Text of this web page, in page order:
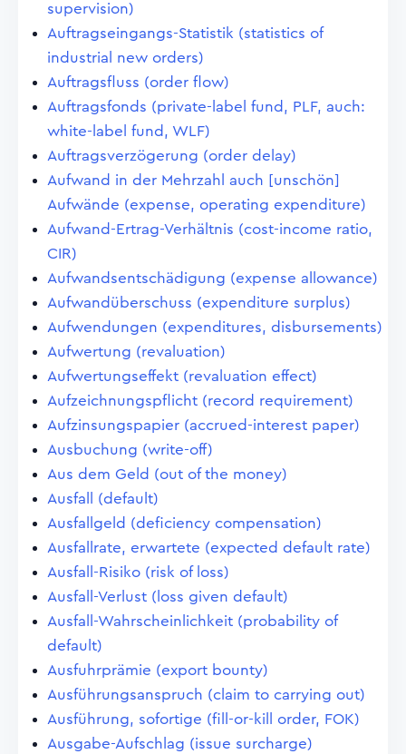
supervision)
Auftragseingangs-Statistik (statistics of
industrial new orders)
Auftragsfluss (order flow)
Auftragsfonds (private-label fund, PLF, auch:
white-label fund, WLF)
Auftragsverzögerung (order delay)
Aufwand in der Mehrzahl auch [unschön]
Aufwände (expense, operating expenditure)
Aufwand-Ertrag-Verhältnis (cost-income ratio,
CIR)
Aufwandsentschädigung (expense allowance)
Aufwandüberschuss (expenditure surplus)
Aufwendungen (expenditures, disbursements)
Aufwertung (revaluation)
Aufwertungseffekt (revaluation effect)
Aufzeichnungspflicht (record requirement)
Aufzinsungspapier (accrued-interest paper)
Ausbuchung (write-off)
Aus dem Geld (out of the money)
Ausfall (default)
Ausfallgeld (deficiency compensation)
Ausfallrate, erwartete (expected default rate)
Ausfall-Risiko (risk of loss)
Ausfall-Verlust (loss given default)
Ausfall-Wahrscheinlichkeit (probability of
default)
Ausfuhrprämie (export bounty)
Ausführungsanspruch (claim to carrying out)
Ausführung, sofortige (fill-or-kill order, FOK)
Ausgabe-Aufschlag (issue surcharge)